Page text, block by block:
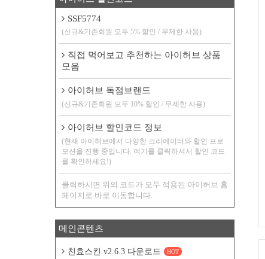
SSF5774
(신규&기존회원 모두 5% 할인 / 무제한 사용)
직접 먹어보고 추천하는 아이허브 상품
모음
아이허브 독점브랜드
(신규&기존회원 모두 10% 할인 / 무제한 사용)
아이허브 할인코드 정보
(현재 아이허브에서 다양한 크리에이터와 할인 프로
모션을 진행 중입니다. 여기를 클릭하셔서 할인 코드
를 확인하세요!)
클릭하시면 위의 코드가 모두 적용된 아이허브 홈
페이지로 바로 이동합니다.
메인콘텐츠
친효스킨 v2.6.3 다운로드 HOT